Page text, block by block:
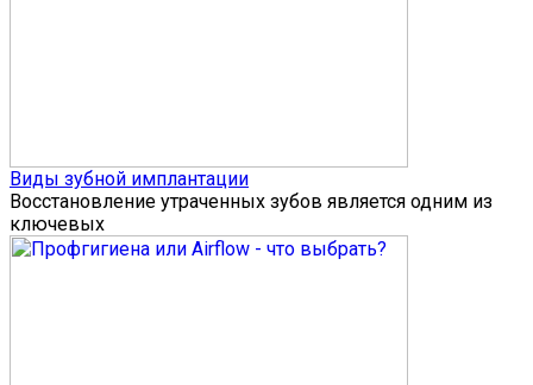
Виды зубной имплантации
Восстановление утраченных зубов является одним из
ключевых